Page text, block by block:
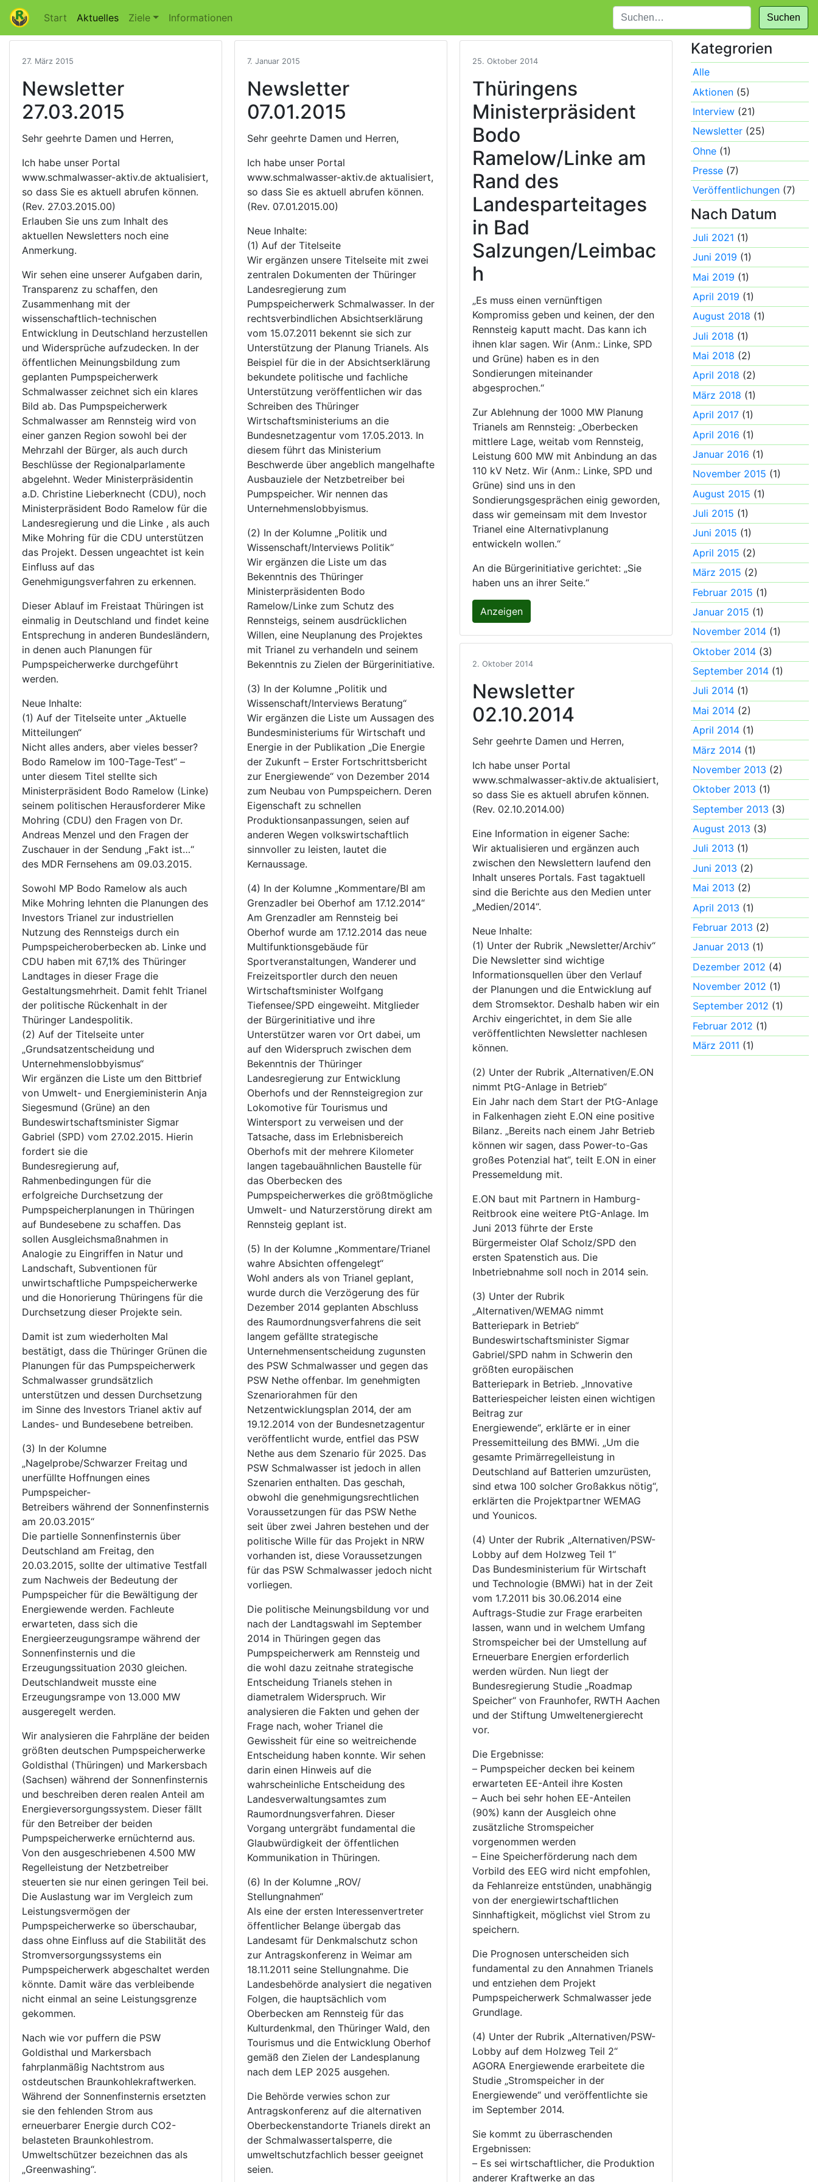
Start Aktuelles Ziele Informationen Suchen
27. März 2015
Newsletter
27.03.2015
Sehr geehrte Damen und Herren,
Ich habe unser Portal
www.schmalwasser-aktiv.de aktualisiert,
so dass Sie es aktuell abrufen können.
(Rev. 27.03.2015.00)
Erlauben Sie uns zum Inhalt des
aktuellen Newsletters noch eine
Anmerkung.
Wir sehen eine unserer Aufgaben darin,
Transparenz zu schaffen, den
Zusammenhang mit der
wissenschaftlich-technischen
Entwicklung in Deutschland herzustellen
und Widersprüche aufzudecken. In der
öffentlichen Meinungsbildung zum
geplanten Pumpspeicherwerk
Schmalwasser zeichnet sich ein klares
Bild ab. Das Pumpspeicherwerk
Schmalwasser am Rennsteig wird von
einer ganzen Region sowohl bei der
Mehrzahl der Bürger, als auch durch
Beschlüsse der Regionalparlamente
abgelehnt. Weder Ministerpräsidentin
a.D. Christine Lieberknecht (CDU), noch
Ministerpräsident Bodo Ramelow für die
Landesregierung und die Linke , als auch
Mike Mohring für die CDU unterstützen
das Projekt. Dessen ungeachtet ist kein
Einfluss auf das
Genehmigungsverfahren zu erkennen.
Dieser Ablauf im Freistaat Thüringen ist
einmalig in Deutschland und findet keine
Entsprechung in anderen Bundesländern,
in denen auch Planungen für
Pumpspeicherwerke durchgeführt
werden.
Neue Inhalte:
(1) Auf der Titelseite unter „Aktuelle
Mitteilungen“
Nicht alles anders, aber vieles besser?
Bodo Ramelow im 100-Tage-Test“ –
unter diesem Titel stellte sich
Ministerpräsident Bodo Ramelow (Linke)
seinem politischen Herausforderer Mike
Mohring (CDU) den Fragen von Dr.
Andreas Menzel und den Fragen der
Zuschauer in der Sendung „Fakt ist…“
des MDR Fernsehens am 09.03.2015.
Sowohl MP Bodo Ramelow als auch
Mike Mohring lehnten die Planungen des
Investors Trianel zur industriellen
Nutzung des Rennsteigs durch ein
Pumpspeicheroberbecken ab. Linke und
CDU haben mit 67,1% des Thüringer
Landtages in dieser Frage die
Gestaltungsmehrheit. Damit fehlt Trianel
der politische Rückenhalt in der
Thüringer Landespolitik.
(2) Auf der Titelseite unter
„Grundsatzentscheidung und
Unternehmenslobbyismus“
Wir ergänzen die Liste um den Bittbrief
von Umwelt- und Energieministerin Anja
Siegesmund (Grüne) an den
Bundeswirtschaftsminister Sigmar
Gabriel (SPD) vom 27.02.2015. Hierin
fordert sie die
Bundesregierung auf,
Rahmenbedingungen für die
erfolgreiche Durchsetzung der
Pumpspeicherplanungen in Thüringen
auf Bundesebene zu schaffen. Das
sollen Ausgleichsmaßnahmen in
Analogie zu Eingriffen in Natur und
Landschaft, Subventionen für
unwirtschaftliche Pumpspeicherwerke
und die Honorierung Thüringens für die
Durchsetzung dieser Projekte sein.
Damit ist zum wiederholten Mal
bestätigt, dass die Thüringer Grünen die
Planungen für das Pumpspeicherwerk
Schmalwasser grundsätzlich
unterstützen und dessen Durchsetzung
im Sinne des Investors Trianel aktiv auf
Landes- und Bundesebene betreiben.
(3) In der Kolumne
„Nagelprobe/Schwarzer Freitag und
unerfüllte Hoffnungen eines
Pumpspeicher-
Betreibers während der Sonnenfinsternis
am 20.03.2015“
Die partielle Sonnenfinsternis über
Deutschland am Freitag, den
20.03.2015, sollte der ultimative Testfall
zum Nachweis der Bedeutung der
Pumpspeicher für die Bewältigung der
Energiewende werden. Fachleute
erwarteten, dass sich die
Energieerzeugungsrampe während der
Sonnenfinsternis und die
Erzeugungssituation 2030 gleichen.
Deutschlandweit musste eine
Erzeugungsrampe von 13.000 MW
ausgeregelt werden.
Wir analysieren die Fahrpläne der beiden
größten deutschen Pumpspeicherwerke
Goldisthal (Thüringen) und Markersbach
(Sachsen) während der Sonnenfinsternis
und beschreiben deren realen Anteil am
Energieversorgungssystem. Dieser fällt
für den Betreiber der beiden
Pumpspeicherwerke ernüchternd aus.
Von den ausgeschriebenen 4.500 MW
Regelleistung der Netzbetreiber
steuerten sie nur einen geringen Teil bei.
Die Auslastung war im Vergleich zum
Leistungsvermögen der
Pumpspeicherwerke so überschaubar,
dass ohne Einfluss auf die Stabilität des
Stromversorgungssystems ein
Pumpspeicherwerk abgeschaltet werden
könnte. Damit wäre das verbleibende
nicht einmal an seine Leistungsgrenze
gekommen.
Nach wie vor puffern die PSW
Goldisthal und Markersbach
fahrplanmäßig Nachtstrom aus
ostdeutschen Braunkohlekraftwerken.
Während der Sonnenfinsternis ersetzten
sie den fehlenden Strom aus
erneuerbarer Energie durch CO2-
belasteten Braunkohlestrom.
Umweltschützer bezeichnen das als
„Greenwashing“.
7. Januar 2015
Newsletter
07.01.2015
Sehr geehrte Damen und Herren,
Ich habe unser Portal
www.schmalwasser-aktiv.de aktualisiert,
so dass Sie es aktuell abrufen können.
(Rev. 07.01.2015.00)
Neue Inhalte:
(1) Auf der Titelseite
Wir ergänzen unsere Titelseite mit zwei
zentralen Dokumenten der Thüringer
Landesregierung zum
Pumpspeicherwerk Schmalwasser. In der
rechtsverbindlichen Absichtserklärung
vom 15.07.2011 bekennt sie sich zur
Unterstützung der Planung Trianels. Als
Beispiel für die in der Absichtserklärung
bekundete politische und fachliche
Unterstützung veröffentlichen wir das
Schreiben des Thüringer
Wirtschaftsministeriums an die
Bundesnetzagentur vom 17.05.2013. In
diesem führt das Ministerium
Beschwerde über angeblich mangelhafte
Ausbauziele der Netzbetreiber bei
Pumpspeicher. Wir nennen das
Unternehmenslobbyismus.
(2) In der Kolumne „Politik und
Wissenschaft/Interviews Politik“
Wir ergänzen die Liste um das
Bekenntnis des Thüringer
Ministerpräsidenten Bodo
Ramelow/Linke zum Schutz des
Rennsteigs, seinem ausdrücklichen
Willen, eine Neuplanung des Projektes
mit Trianel zu verhandeln und seinem
Bekenntnis zu Zielen der Bürgerinitiative.
(3) In der Kolumne „Politik und
Wissenschaft/Interviews Beratung“
Wir ergänzen die Liste um Aussagen des
Bundesministeriums für Wirtschaft und
Energie in der Publikation „Die Energie
der Zukunft – Erster Fortschrittsbericht
zur Energiewende“ von Dezember 2014
zum Neubau von Pumpspeichern. Deren
Eigenschaft zu schnellen
Produktionsanpassungen, seien auf
anderen Wegen volkswirtschaftlich
sinnvoller zu leisten, lautet die
Kernaussage.
(4) In der Kolumne „Kommentare/BI am
Grenzadler bei Oberhof am 17.12.2014“
Am Grenzadler am Rennsteig bei
Oberhof wurde am 17.12.2014 das neue
Multifunktionsgebäude für
Sportveranstaltungen, Wanderer und
Freizeitsportler durch den neuen
Wirtschaftsminister Wolfgang
Tiefensee/SPD eingeweiht. Mitglieder
der Bürgerinitiative und ihre
Unterstützer waren vor Ort dabei, um
auf den Widerspruch zwischen dem
Bekenntnis der Thüringer
Landesregierung zur Entwicklung
Oberhofs und der Rennsteigregion zur
Lokomotive für Tourismus und
Wintersport zu verweisen und der
Tatsache, dass im Erlebnisbereich
Oberhofs mit der mehrere Kilometer
langen tagebauähnlichen Baustelle für
das Oberbecken des
Pumpspeicherwerkes die größtmögliche
Umwelt- und Naturzerstörung direkt am
Rennsteig geplant ist.
(5) In der Kolumne „Kommentare/Trianel
wahre Absichten offengelegt“
Wohl anders als von Trianel geplant,
wurde durch die Verzögerung des für
Dezember 2014 geplanten Abschluss
des Raumordnungsverfahrens die seit
langem gefällte strategische
Unternehmensentscheidung zugunsten
des PSW Schmalwasser und gegen das
PSW Nethe offenbar. Im genehmigten
Szenariorahmen für den
Netzentwicklungsplan 2014, der am
19.12.2014 von der Bundesnetzagentur
veröffentlicht wurde, entfiel das PSW
Nethe aus dem Szenario für 2025. Das
PSW Schmalwasser ist jedoch in allen
Szenarien enthalten. Das geschah,
obwohl die genehmigungsrechtlichen
Voraussetzungen für das PSW Nethe
seit über zwei Jahren bestehen und der
politische Wille für das Projekt in NRW
vorhanden ist, diese Voraussetzungen
für das PSW Schmalwasser jedoch nicht
vorliegen.
Die politische Meinungsbildung vor und
nach der Landtagswahl im September
2014 in Thüringen gegen das
Pumpspeicherwerk am Rennsteig und
die wohl dazu zeitnahe strategische
Entscheidung Trianels stehen in
diametralem Widerspruch. Wir
analysieren die Fakten und gehen der
Frage nach, woher Trianel die
Gewissheit für eine so weitreichende
Entscheidung haben konnte. Wir sehen
darin einen Hinweis auf die
wahrscheinliche Entscheidung des
Landesverwaltungsamtes zum
Raumordnungsverfahren. Dieser
Vorgang untergräbt fundamental die
Glaubwürdigkeit der öffentlichen
Kommunikation in Thüringen.
(6) In der Kolumne „ROV/
Stellungnahmen“
Als eine der ersten Interessenvertreter
öffentlicher Belange übergab das
Landesamt für Denkmalschutz schon
zur Antragskonferenz in Weimar am
18.11.2011 seine Stellungnahme. Die
Landesbehörde analysiert die negativen
Folgen, die hauptsächlich vom
Oberbecken am Rennsteig für das
Kulturdenkmal, den Thüringer Wald, den
Tourismus und die Entwicklung Oberhof
gemäß den Zielen der Landesplanung
nach dem LEP 2025 ausgehen.
Die Behörde verwies schon zur
Antragskonferenz auf die alternativen
Oberbeckenstandorte Trianels direkt an
der Schmalwassertalsperre, die
umweltschutzfachlich besser geeignet
seien.
25. Oktober 2014
Thüringens
Ministerpräsident
Bodo
Ramelow/Linke am
Rand des
Landesparteitages
in Bad
Salzungen/Leimbac
h
„Es muss einen vernünftigen
Kompromiss geben und keinen, der den
Rennsteig kaputt macht. Das kann ich
ihnen klar sagen. Wir (Anm.: Linke, SPD
und Grüne) haben es in den
Sondierungen miteinander
abgesprochen.“
Zur Ablehnung der 1000 MW Planung
Trianels am Rennsteig: „Oberbecken
mittlere Lage, weitab vom Rennsteig,
Leistung 600 MW mit Anbindung an das
110 kV Netz. Wir (Anm.: Linke, SPD und
Grüne) sind uns in den
Sondierungsgesprächen einig geworden,
dass wir gemeinsam mit dem Investor
Trianel eine Alternativplanung
entwickeln wollen.“
An die Bürgerinitiative gerichtet: „Sie
haben uns an ihrer Seite.“
Anzeigen
2. Oktober 2014
Newsletter
02.10.2014
Sehr geehrte Damen und Herren,
Ich habe unser Portal
www.schmalwasser-aktiv.de aktualisiert,
so dass Sie es aktuell abrufen können.
(Rev. 02.10.2014.00)
Eine Information in eigener Sache:
Wir aktualisieren und ergänzen auch
zwischen den Newslettern laufend den
Inhalt unseres Portals. Fast tagaktuell
sind die Berichte aus den Medien unter
„Medien/2014“.
Neue Inhalte:
(1) Unter der Rubrik „Newsletter/Archiv“
Die Newsletter sind wichtige
Informationsquellen über den Verlauf
der Planungen und die Entwicklung auf
dem Stromsektor. Deshalb haben wir ein
Archiv eingerichtet, in dem Sie alle
veröffentlichten Newsletter nachlesen
können.
(2) Unter der Rubrik „Alternativen/E.ON
nimmt PtG-Anlage in Betrieb“
Ein Jahr nach dem Start der PtG-Anlage
in Falkenhagen zieht E.ON eine positive
Bilanz. „Bereits nach einem Jahr Betrieb
können wir sagen, dass Power-to-Gas
großes Potenzial hat“, teilt E.ON in einer
Pressemeldung mit.
E.ON baut mit Partnern in Hamburg-
Reitbrook eine weitere PtG-Anlage. Im
Juni 2013 führte der Erste
Bürgermeister Olaf Scholz/SPD den
ersten Spatenstich aus. Die
Inbetriebnahme soll noch in 2014 sein.
(3) Unter der Rubrik
„Alternativen/WEMAG nimmt
Batteriepark in Betrieb“
Bundeswirtschaftsminister Sigmar
Gabriel/SPD nahm in Schwerin den
größten europäischen
Batteriepark in Betrieb. „Innovative
Batteriespeicher leisten einen wichtigen
Beitrag zur
Energiewende“, erklärte er in einer
Pressemitteilung des BMWi. „Um die
gesamte Primärregelleistung in
Deutschland auf Batterien umzurüsten,
sind etwa 100 solcher Großakkus nötig“,
erklärten die Projektpartner WEMAG
und Younicos.
(4) Unter der Rubrik „Alternativen/PSW-
Lobby auf dem Holzweg Teil 1“
Das Bundesministerium für Wirtschaft
und Technologie (BMWi) hat in der Zeit
vom 1.7.2011 bis 30.06.2014 eine
Auftrags-Studie zur Frage erarbeiten
lassen, wann und in welchem Umfang
Stromspeicher bei der Umstellung auf
Erneuerbare Energien erforderlich
werden würden. Nun liegt der
Bundesregierung Studie „Roadmap
Speicher“ von Fraunhofer, RWTH Aachen
und der Stiftung Umweltenergierecht
vor.
Die Ergebnisse:
– Pumpspeicher decken bei keinem
erwarteten EE-Anteil ihre Kosten
– Auch bei sehr hohen EE-Anteilen
(90%) kann der Ausgleich ohne
zusätzliche Stromspeicher
vorgenommen werden
– Eine Speicherförderung nach dem
Vorbild des EEG wird nicht empfohlen,
da Fehlanreize entstünden, unabhängig
von der energiewirtschaftlichen
Sinnhaftigkeit, möglichst viel Strom zu
speichern.
Die Prognosen unterscheiden sich
fundamental zu den Annahmen Trianels
und entziehen dem Projekt
Pumpspeicherwerk Schmalwasser jede
Grundlage.
(4) Unter der Rubrik „Alternativen/PSW-
Lobby auf dem Holzweg Teil 2“
AGORA Energiewende erarbeitete die
Studie „Stromspeicher in der
Energiewende“ und veröffentlichte sie
im September 2014.
Sie kommt zu überraschenden
Ergebnissen:
– Es sei wirtschaftlicher, die Produktion
anderer Kraftwerke an das
Kategrorien
Alle
Aktionen (5)
Interview (21)
Newsletter (25)
Ohne (1)
Presse (7)
Veröffentlichungen (7)
Nach Datum
Juli 2021 (1)
Juni 2019 (1)
Mai 2019 (1)
April 2019 (1)
August 2018 (1)
Juli 2018 (1)
Mai 2018 (2)
April 2018 (2)
März 2018 (1)
April 2017 (1)
April 2016 (1)
Januar 2016 (1)
November 2015 (1)
August 2015 (1)
Juli 2015 (1)
Juni 2015 (1)
April 2015 (2)
März 2015 (2)
Februar 2015 (1)
Januar 2015 (1)
November 2014 (1)
Oktober 2014 (3)
September 2014 (1)
Juli 2014 (1)
Mai 2014 (2)
April 2014 (1)
März 2014 (1)
November 2013 (2)
Oktober 2013 (1)
September 2013 (3)
August 2013 (3)
Juli 2013 (1)
Juni 2013 (2)
Mai 2013 (2)
April 2013 (1)
Februar 2013 (2)
Januar 2013 (1)
Dezember 2012 (4)
November 2012 (1)
September 2012 (1)
Februar 2012 (1)
März 2011 (1)